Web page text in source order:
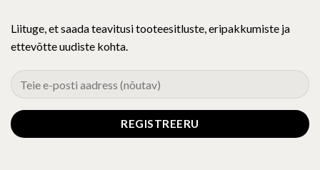
Liituge, et saada teavitusi tooteesitluste, eripakkumiste ja
ettevõtte uudiste kohta.